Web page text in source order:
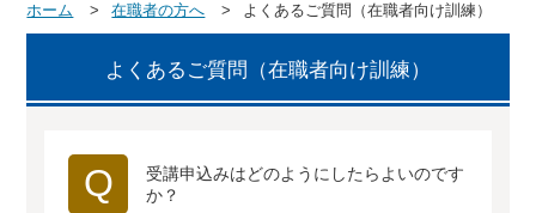
ホーム 在職者の方へ よくあるご質問（在職者向け訓練）
よくあるご質問（在職者向け訓練）
Q
受講申込みはどのようにしたらよいのです
か？